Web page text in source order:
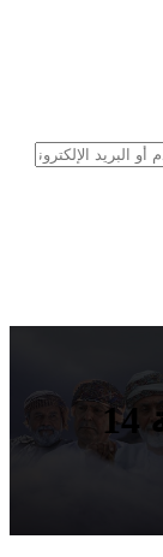
مسلسل منا وفينا الحلقة 14